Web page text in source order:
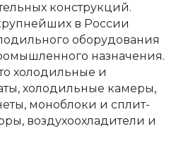
ЗВОНОК
конструкций.
в России
оборудования
назначения.
холодильные и
холодильные камеры,
моноблоки и сплит-
воздухоохладители и